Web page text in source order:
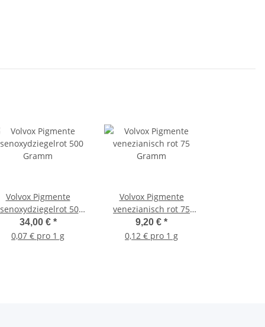
Volvox Pigmente
500
Gramm
34,00 € *
0,07 € pro 1 g
Volvox Pigmente
venezianisch rot 75
Gramm
9,20 € *
0,12 € pro 1 g